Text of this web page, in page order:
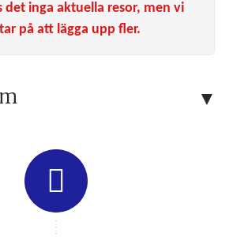
det inga aktuella resor, men vi
på att lägga upp fler.